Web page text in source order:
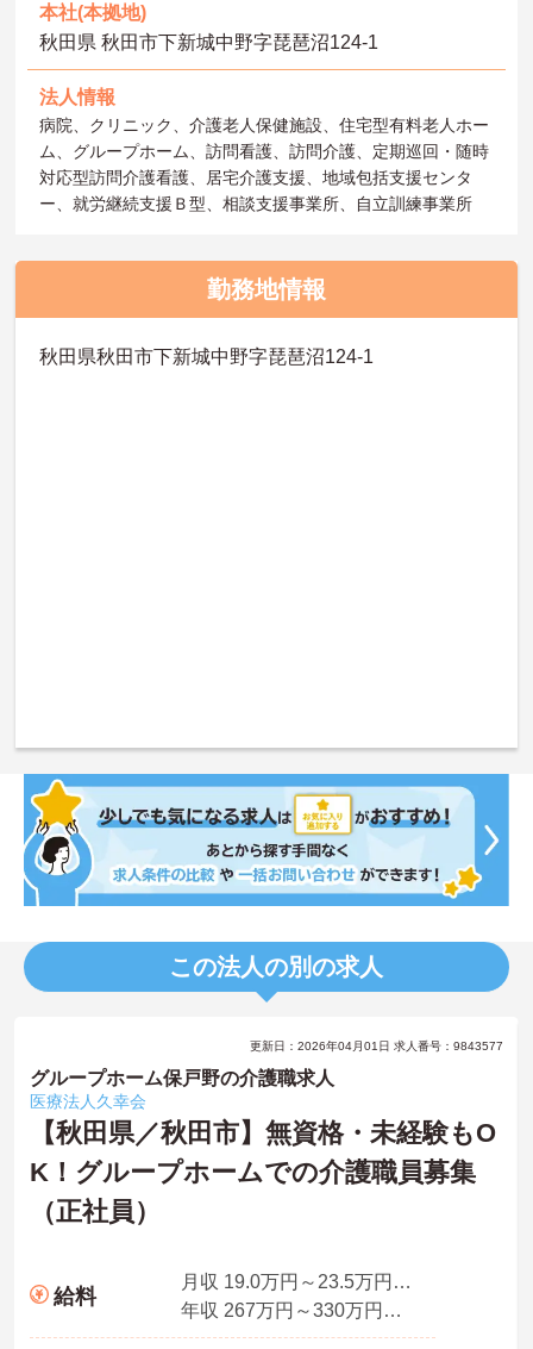
本社(本拠地)
秋田県 秋田市下新城中野字琵琶沼124-1
法人情報
病院、クリニック、介護老人保健施設、住宅型有料老人ホー
ム、グループホーム、訪問看護、訪問介護、定期巡回・随時
対応型訪問介護看護、居宅介護支援、地域包括支援センタ
ー、就労継続支援Ｂ型、相談支援事業所、自立訓練事業所
勤務地情報
秋田県秋田市下新城中野字琵琶沼124-1
この法人の別の求人
更新日：2026年04月01日 求人番号：9843577
グループホーム保戸野の介護職求人
医療法人久幸会
【秋田県／秋田市】無資格・未経験もO
K！グループホームでの介護職員募集
（正社員）
給料
月収 19.0万円～23.5万円程度
年収 267万円～330万円程度